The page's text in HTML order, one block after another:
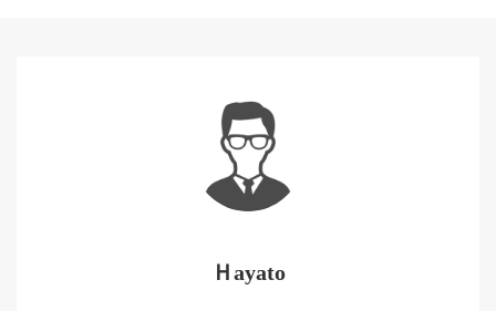
Ｈayato